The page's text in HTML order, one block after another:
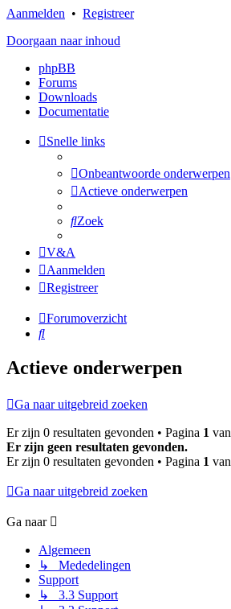
Aanmelden • Registreer
Doorgaan naar inhoud
phpBB
Forums
Downloads
Documentatie
Snelle links
Onbeantwoorde onderwerpen
Actieve onderwerpen
Zoek
V&A
Aanmelden
Registreer
Forumoverzicht
Zoek
Actieve onderwerpen
Ga naar uitgebreid zoeken
Er zijn 0 resultaten gevonden • Pagina 1 van
Er zijn geen resultaten gevonden.
Er zijn 0 resultaten gevonden • Pagina 1 van
Ga naar uitgebreid zoeken
Ga naar
Algemeen
↳ Mededelingen
Support
↳ 3.3 Support